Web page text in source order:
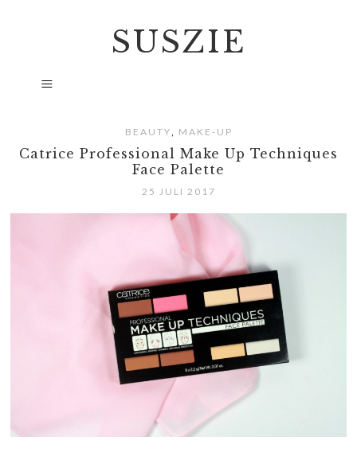
SUSZIE
BEAUTY , MAKE-UP
Catrice Professional Make Up Techniques
Face Palette
25 JULI 2017